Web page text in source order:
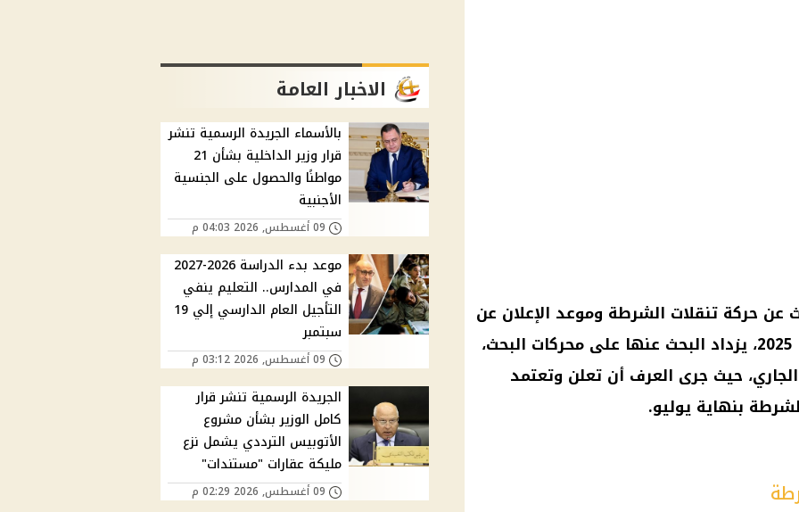
عن حركة تنقلات الشرطة وموعد الإعلان عن
حركة تنقلات الشرطة لهذا العام 2025، يزداد البحث عنها على محركات البحث،
حيث جرى العرف أن تعلن وتعتمد
بنهاية يوليو.
الاخبار العامة
بالأسماء الجريدة الرسمية تنشر
قرار وزير الداخلية بشأن 21
مواطنًا والحصول على الجنسية
الأجنبية
09 أغسطس, 2026 04:03 م
موعد بدء الدراسة 2026-2027
في المدارس.. التعليم ينفي
التأجيل العام الدارسي إلي 19
سبتمبر
09 أغسطس, 2026 03:12 م
الجريدة الرسمية تنشر قرار
كامل الوزير بشأن مشروع
الأتوبيس الترددي يشمل نزع
مليكة عقارات "مستندات"
09 أغسطس, 2026 02:29 م